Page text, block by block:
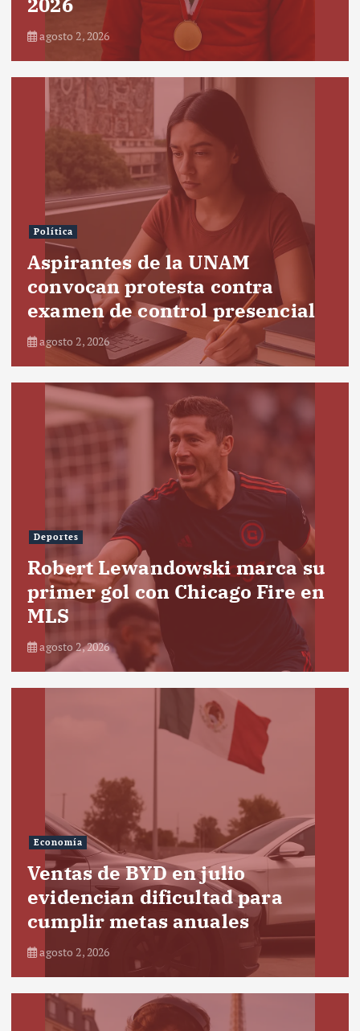
agosto 2, 2026
Política
Aspirantes de la UNAM
convocan protesta contra
examen de control presencial
agosto 2, 2026
Deportes
Robert Lewandowski marca su
primer gol con Chicago Fire en
MLS
agosto 2, 2026
Economía
Ventas de BYD en julio
evidencian dificultad para
cumplir metas anuales
agosto 2, 2026